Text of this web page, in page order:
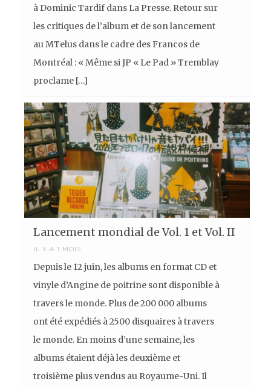
à Dominic Tardif dans La Presse. Retour sur
les critiques de l’album et de son lancement
au MTelus dans le cadre des Francos de
Montréal : « Même si JP « Le Pad » Tremblay
proclame […]
Lancement mondial de Vol. 1 et Vol. II
IL Y A 1 MOIS
Depuis le 12 juin, les albums en format CD et
vinyle d’Angine de poitrine sont disponible à
travers le monde. Plus de 200 000 albums
ont été expédiés à 2500 disquaires à travers
le monde. En moins d’une semaine, les
albums étaient déjà les deuxième et
troisième plus vendus au Royaume-Uni. Il